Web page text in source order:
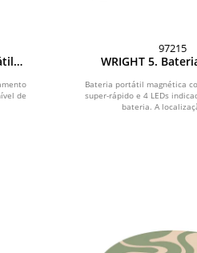
000
de
97215
WRIGHT 5.
super-rápido
reciclado e ABS
mAh)
Bateria portátil magnética
super-rápido e 4 LEDs
bateria. A